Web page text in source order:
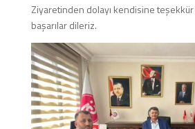
Ziyaretinden dolayı kendisine teşekkür
başarılar dileriz.